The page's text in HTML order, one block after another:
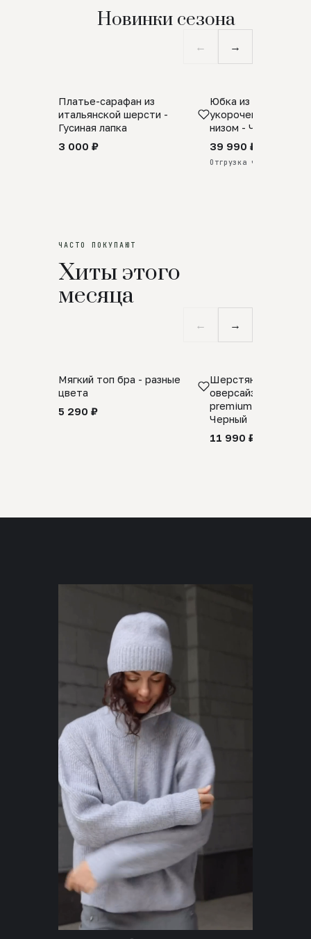
Новинки сезона
← →
SALE
Платье-сарафан из
итальянской шерсти -
Гусиная лапка
3 000 ₽
ПРЕДЗАКАЗ
Юбка из
укороченная с
низом - Черный
39 990 ₽
Отгрузка через 25 дней
ЧАСТО ПОКУПАЮТ
Хиты этого
месяца
← →
Мягкий топ бра - разные
цвета
5 290 ₽
Шерстяной свитер
оверсайз 100%
premium merino
Черный
11 990 ₽